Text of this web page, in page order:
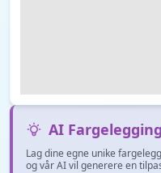
AI
Lag dine egne unike
og vår AI vil generere en